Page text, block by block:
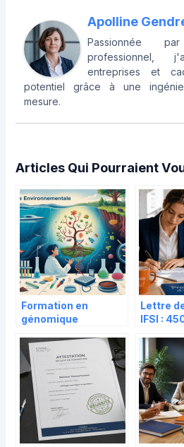
Apolline
Passionnée par
professionnel,
entreprises et
potentiel grâce à une
mesure.
Articles Qui Pourraient
Formation en
génomique
(GE) à l’université
Lyon 1
Lettre
IFSI :